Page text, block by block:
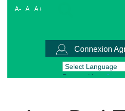
A- A A+
Connexion
Powered by